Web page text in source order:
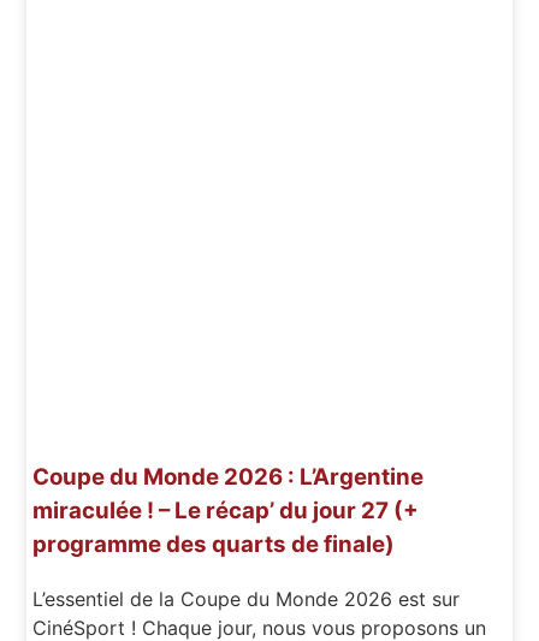
Coupe du Monde 2026 : L’Argentine
miraculée ! – Le récap’ du jour 27 (+
programme des quarts de finale)
L’essentiel de la Coupe du Monde 2026 est sur
CinéSport ! Chaque jour, nous vous proposons un